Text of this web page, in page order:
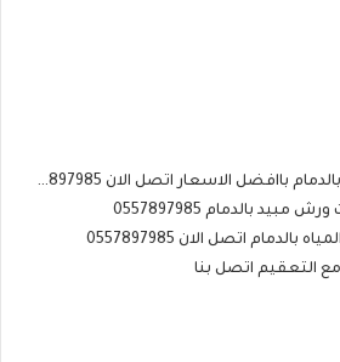
باافضل الاسعار اتصل الان 0557897985
بالدمام 0557897985
اتصل الان 0557897985
التعقيم اتصل بنا